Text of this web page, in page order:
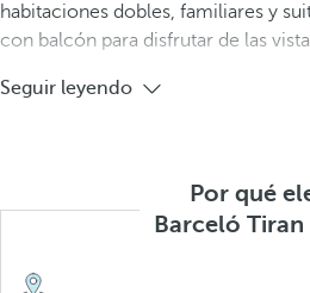
habitaciones dobles, familiares y
con balcón para disfrutar de las
Seguir leyendo
Por qué
Barceló Tiran